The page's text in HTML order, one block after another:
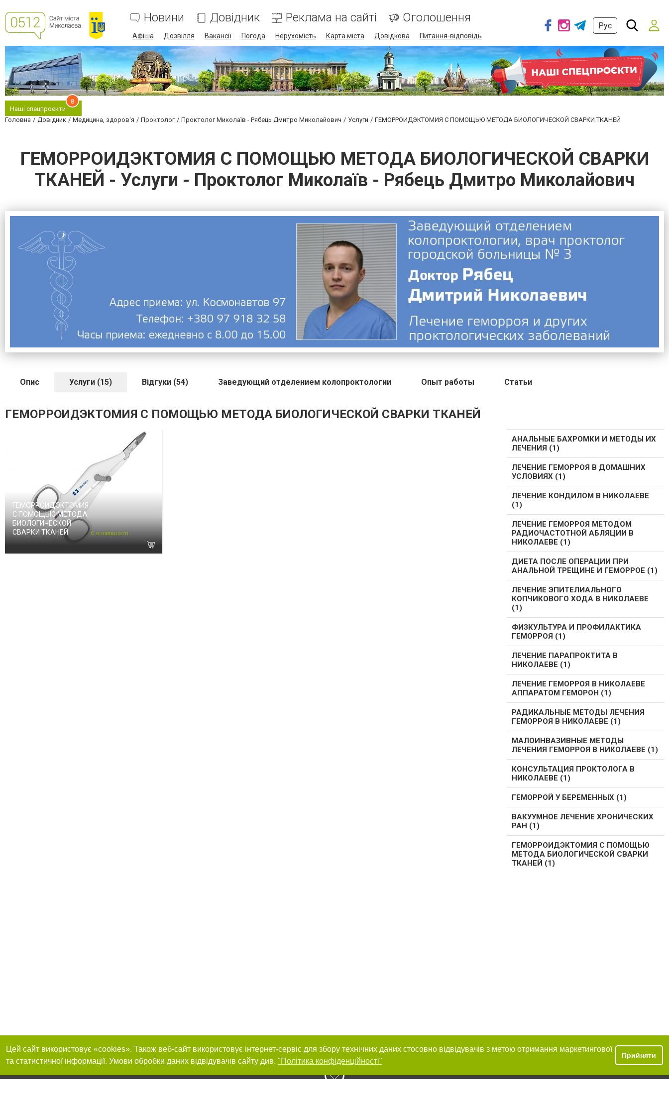
Новини Довідник Реклама на сайті Оголошення
Афіша Дозвілля Вакансії Погода Нерухомість Карта міста Довідкова Питання-відповідь
Рус
Наші спецпроєкти
8
Головна Довідник Медицина, здоров'я Проктолог Проктолог Миколаїв - Рябець Дмитро Миколайович Услуги ГЕМОРРОИДЭКТОМИЯ С ПОМОЩЬЮ МЕТОДА БИОЛОГИЧЕСКОЙ СВАРКИ ТКАНЕЙ
ГЕМОРРОИДЭКТОМИЯ С ПОМОЩЬЮ МЕТОДА БИОЛОГИЧЕСКОЙ СВАРКИ
ТКАНЕЙ - Услуги - Проктолог Миколаїв - Рябець Дмитро Миколайович
Опис Услуги (15) Відгуки (54) Заведующий отделением колопроктологии Опыт работы Статьи
ГЕМОРРОИДЭКТОМИЯ С ПОМОЩЬЮ МЕТОДА БИОЛОГИЧЕСКОЙ СВАРКИ ТКАНЕЙ
ГЕМОРРОИДЭКТОМИЯ
С ПОМОЩЬЮ МЕТОДА
БИОЛОГИЧЕСКОЙ
СВАРКИ ТКАНЕЙ
Є в наявності
АНАЛЬНЫЕ БАХРОМКИ И МЕТОДЫ ИХ
ЛЕЧЕНИЯ (1)
ЛЕЧЕНИЕ ГЕМОРРОЯ В ДОМАШНИХ
УСЛОВИЯХ (1)
ЛЕЧЕНИЕ КОНДИЛОМ В НИКОЛАЕВЕ
(1)
ЛЕЧЕНИЕ ГЕМОРРОЯ МЕТОДОМ
РАДИОЧАСТОТНОЙ АБЛЯЦИИ В
НИКОЛАЕВЕ (1)
ДИЕТА ПОСЛЕ ОПЕРАЦИИ ПРИ
АНАЛЬНОЙ ТРЕЩИНЕ И ГЕМОРРОЕ (1)
ЛЕЧЕНИЕ ЭПИТЕЛИАЛЬНОГО
КОПЧИКОВОГО ХОДА В НИКОЛАЕВЕ
(1)
ФИЗКУЛЬТУРА И ПРОФИЛАКТИКА
ГЕМОРРОЯ (1)
ЛЕЧЕНИЕ ПАРАПРОКТИТА В
НИКОЛАЕВЕ (1)
ЛЕЧЕНИЕ ГЕМОРРОЯ В НИКОЛАЕВЕ
АППАРАТОМ ГЕМОРОН (1)
РАДИКАЛЬНЫЕ МЕТОДЫ ЛЕЧЕНИЯ
ГЕМОРРОЯ В НИКОЛАЕВЕ (1)
МАЛОИНВАЗИВНЫЕ МЕТОДЫ
ЛЕЧЕНИЯ ГЕМОРРОЯ В НИКОЛАЕВЕ (1)
КОНСУЛЬТАЦИЯ ПРОКТОЛОГА В
НИКОЛАЕВЕ (1)
ГЕМОРРОЙ У БЕРЕМЕННЫХ (1)
ВАКУУМНОЕ ЛЕЧЕНИЕ ХРОНИЧЕСКИХ
РАН (1)
ГЕМОРРОИДЭКТОМИЯ С ПОМОЩЬЮ
МЕТОДА БИОЛОГИЧЕСКОЙ СВАРКИ
ТКАНЕЙ (1)
Цей сайт використовує «cookies». Також веб-сайт використовує інтернет-сервіс для збору технічних даних стосовно відвідувачів з метою отримання маркетингової
та статистичної інформації. Умови обробки даних відвідувачів сайту див. "Політика конфіденційності"
Прийняти